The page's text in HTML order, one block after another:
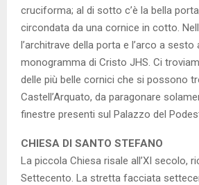
cruciforma; al di sotto c’è la bella
circondata da una cornice in cotto.
l’architrave della porta e l’arco a
monogramma di Cristo JHS. Ci
delle più belle cornici che si possono
Castell’Arquato, da paragonare
finestre presenti sul Palazzo del
CHIESA DI SANTO STEFANO
La piccola Chiesa risale all’XI secolo,
Settecento. La stretta facciata